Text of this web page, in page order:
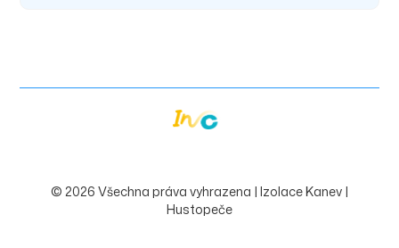
© 2026 Všechna práva vyhrazena | Izolace Kanev |
Hustopeče